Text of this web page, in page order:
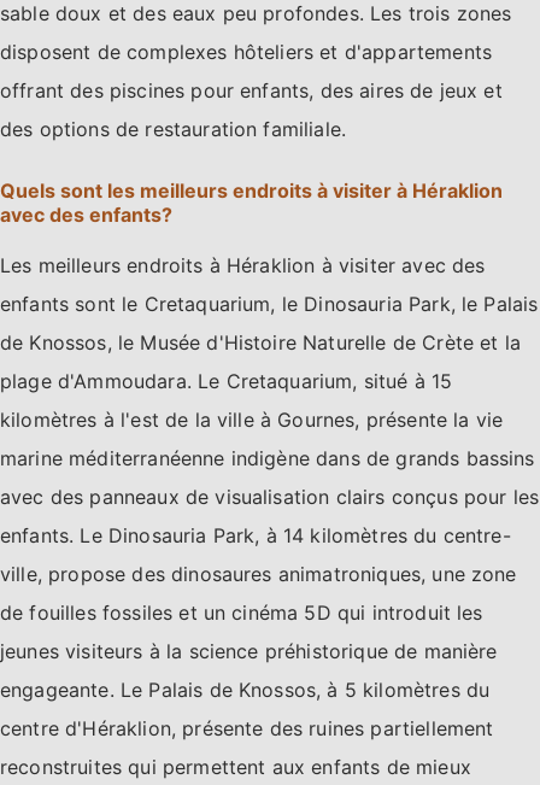
sable doux et des eaux peu profondes. Les trois zones
disposent de complexes hôteliers et d'appartements
offrant des piscines pour enfants, des aires de jeux et
des options de restauration familiale.
Quels sont les meilleurs endroits à visiter à Héraklion
avec des enfants?
Les meilleurs endroits à Héraklion à visiter avec des
enfants sont le Cretaquarium, le Dinosauria Park, le Palais
de Knossos, le Musée d'Histoire Naturelle de Crète et la
plage d'Ammoudara. Le Cretaquarium, situé à 15
kilomètres à l'est de la ville à Gournes, présente la vie
marine méditerranéenne indigène dans de grands bassins
avec des panneaux de visualisation clairs conçus pour les
enfants. Le Dinosauria Park, à 14 kilomètres du centre-
ville, propose des dinosaures animatroniques, une zone
de fouilles fossiles et un cinéma 5D qui introduit les
jeunes visiteurs à la science préhistorique de manière
engageante. Le Palais de Knossos, à 5 kilomètres du
centre d'Héraklion, présente des ruines partiellement
reconstruites qui permettent aux enfants de mieux